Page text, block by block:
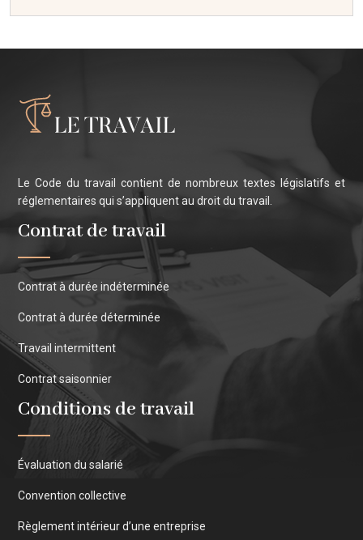
Le Code du travail contient de nombreux textes législatifs et
réglementaires qui s’appliquent au droit du travail.
Contrat de travail
Contrat à durée indéterminée
Contrat à durée déterminée
Travail intermittent
Contrat saisonnier
Conditions de travail
Évaluation du salarié
Convention collective
Règlement intérieur d’une entreprise